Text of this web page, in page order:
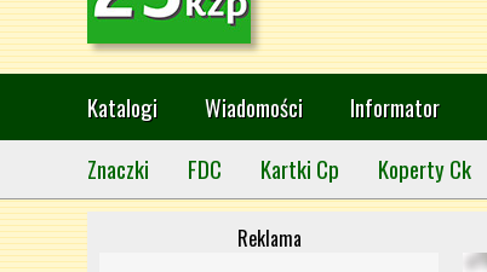
Katalogi Wiadomości Informator
Znaczki
FDC Kartki Cp Koperty Ck
Reklama